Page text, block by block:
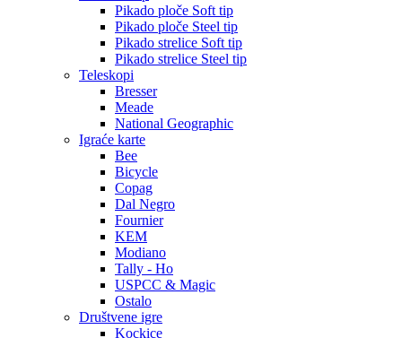
Pikado ploče Soft tip
Pikado ploče Steel tip
Pikado strelice Soft tip
Pikado strelice Steel tip
Teleskopi
Bresser
Meade
National Geographic
Igraće karte
Bee
Bicycle
Copag
Dal Negro
Fournier
KEM
Modiano
Tally - Ho
USPCC & Magic
Ostalo
Društvene igre
Kockice